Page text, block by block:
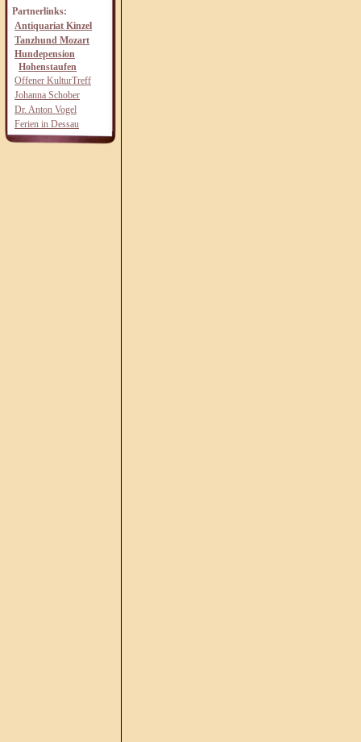
Partnerlinks:
Antiquariat Kinzel
Tanzhund Mozart
Hundepension
Hohenstaufen
Offener KulturTreff
Johanna Schober
Dr. Anton Vogel
Ferien in Dessau